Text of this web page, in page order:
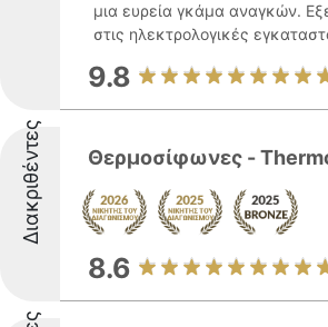
μια ευρεία γκάμα αναγκών.
στις ηλεκτρολογικές
9.8
Διακριθέντες Θερμοσίφωνες -
8.6